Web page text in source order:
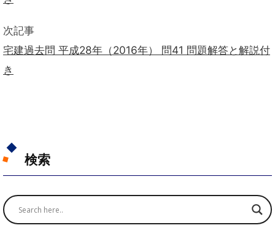
次記事
宅建過去問 平成28年（2016年） 問41 問題解答と解説付
き
検索